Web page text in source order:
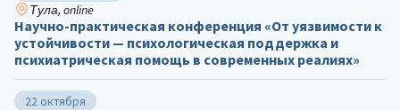
Тула, online
Научно-практическая конференция «От уязвимости к
устойчивости — психологическая поддержка и
психиатрическая помощь в современных реалиях»
22 октября